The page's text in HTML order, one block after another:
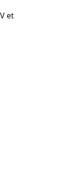
et